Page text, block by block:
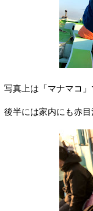
写真上は「マナマコ
後半には家内にも赤